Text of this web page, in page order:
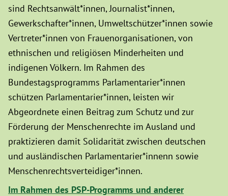
sind Rechtsanwält*innen, Journalist*innen,
Gewerkschafter*innen, Umweltschützer*innen sowie
Vertreter*innen von Frauenorganisationen, von
ethnischen und religiösen Minderheiten und
indigenen Völkern. Im Rahmen des
Bundestagsprogramms Parlamentarier*innen
schützen Parlamentarier*innen, leisten wir
Abgeordnete einen Beitrag zum Schutz und zur
Förderung der Menschenrechte im Ausland und
praktizieren damit Solidarität zwischen deutschen
und ausländischen Parlamentarier*innenn sowie
Menschenrechtsverteidiger*innen.
Im Rahmen des PSP-Programms und anderer